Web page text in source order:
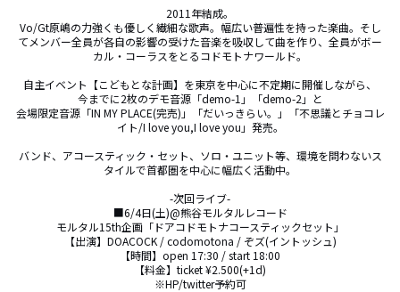
2011年結成。
Vo/Gt原嶋の力強くも優しく繊細な歌声。幅広い普遍性を持った楽曲。そし
てメンバー全員が各自の影響の受けた音楽を吸収して曲を作り、全員がボー
カル・コーラスをとるコドモトナワールド。
自主イベント【こどもとな計画】を東京を中心に不定期に開催しながら、
今までに2枚のデモ音源「demo-1」「demo-2」と
会場限定音源「IN MY PLACE(完売)」「だいっきらい。」「不思議とチョコレ
イト/I love you,I love you」発売。
バンド、アコースティック・セット、ソロ・ユニット等、環境を問わないス
タイルで首都圏を中心に幅広く活動中。
-次回ライブ-
■6/4日(土)@熊谷モルタルレコード
モルタル15th企画「ドアコドモトナコースティックセット」
【出演】DOACOCK / codomotona / ぞズ(イントッシュ)
【時間】open 17:30 / start 18:00
【料金】ticket ¥2.500(+1d)
※HP/twitter予約可